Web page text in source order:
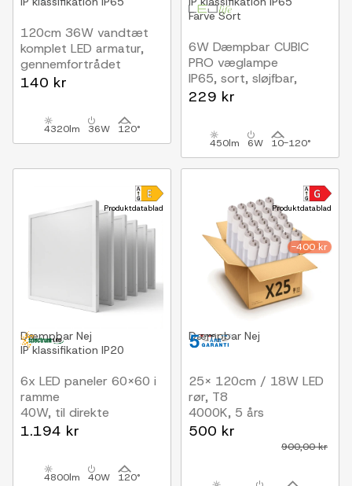
120cm 36W vandtæt
komplet LED armatur,
gennemfortrådet
4320lm, 120lm/W, IP65
140 kr
4320lm 36W 120°
FarveSort
6W Dæmpbar CUBIC
PRO væglampe
IP65, sort, sløjfbar,
justerbar, firkantet,
229 kr
450lm 6W 10-120°
Produktdatablad
Dæmpbar Nej
IP klassifikation IP20
6x LED paneler 60x60 i
ramme
40W, til direkte
montering
1.194 kr
4800lm 40W 120°
Produktdatablad
-400 kr
Dæmpbar Nej
25x 120cm / 18W LED
rør, T8
4000K, 5 års
producentgaranti
500 kr
900,00 kr